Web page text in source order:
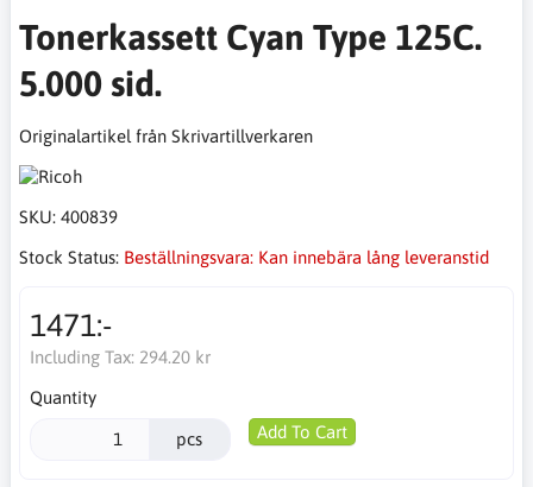
Tonerkassett Cyan Type 125C.
5.000 sid.
Originalartikel från Skrivartillverkaren
SKU: 400839
Stock Status: Beställningsvara: Kan innebära lång leveranstid
1471:-
Including Tax: 294.20 kr
Quantity
pcs Add To Cart